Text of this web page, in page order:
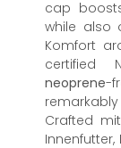
cap
while also
Komfort
certified
neoprene-
Crafted